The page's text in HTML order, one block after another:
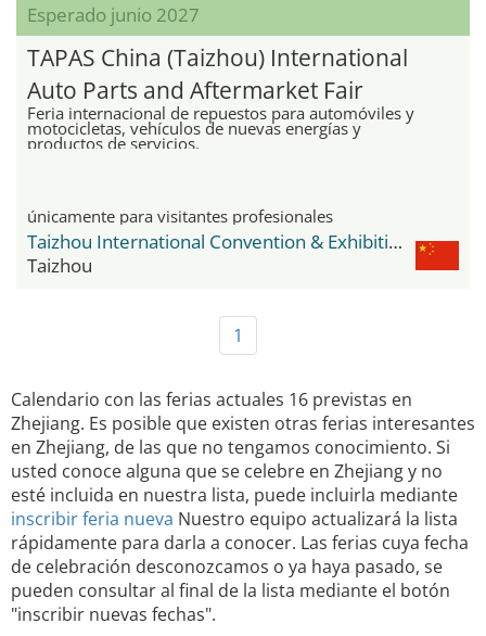
Esperado junio 2027
TAPAS China (Taizhou) International
Auto Parts and Aftermarket Fair
Feria internacional de repuestos para automóviles y
motocicletas, vehículos de nuevas energías y
productos de servicios.
únicamente para visitantes profesionales
Taizhou International Convention & Exhibition Center
Taizhou
1
Calendario con las ferias actuales 16 previstas en
Zhejiang. Es posible que existen otras ferias interesantes
en Zhejiang, de las que no tengamos conocimiento. Si
usted conoce alguna que se celebre en Zhejiang y no
esté incluida en nuestra lista, puede incluirla mediante
inscribir feria nueva Nuestro equipo actualizará la lista
rápidamente para darla a conocer. Las ferias cuya fecha
de celebración desconozcamos o ya haya pasado, se
pueden consultar al final de la lista mediante el botón
"inscribir nuevas fechas".